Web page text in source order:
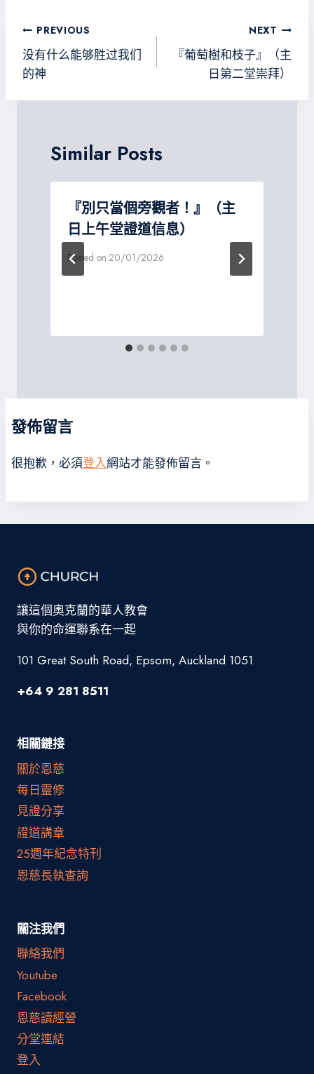
o
ok
er
m
文
章
導
覽
PREVIOUS
没有什么能够胜过我们
的神
NEXT
『葡萄樹和枝子』（主
日第二堂崇拜）
Similar Posts
『別只當個旁觀者！』（主
日上午堂證道信息）
Posted on 20/01/2026
發佈留言
很抱歉，必須登入網站才能發佈留言。
讓這個奧克蘭的華人教會
與你的命運聯系在一起
101 Great South Road, Epsom, Auckland 1051
+64 9 281 8511
相關鏈接
關於恩慈
每日靈修
見證分享
證道講章
25週年紀念特刊
恩慈長執查詢
關注我們
聯絡我們
Youtube
Facebook
恩慈讀經營
分堂連結
登入